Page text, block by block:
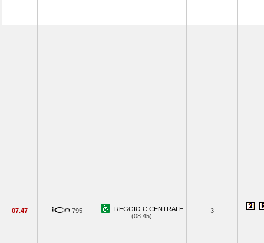
07.47 795
REGGIO C.CENTRALE
(08.45)
3